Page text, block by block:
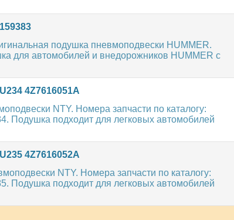
подушка пневмоподвески HUMMER.
для автомобилей и внедорожников HUMMER с
4Z7616051A
NTY. Номера запчасти по каталогу:
Подушка подходит для легковых автомобилей
4Z7616052A
NTY. Номера запчасти по каталогу:
Подушка подходит для легковых автомобилей